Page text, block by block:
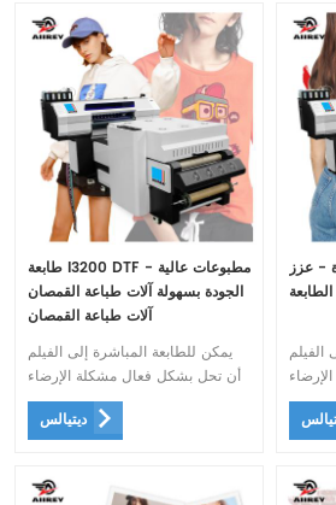
طابعة I3200 DTF - مطبوعات عالية
الجودة بسهولة آلات طباعة القمصان
آلات طباعة القمصان
يمكن للطابعة المباشرة إلى الفيلم
أن تحل بشكل فعال مشكلة الإرضاء
الخاصة بأقمشة الطباعة المباشرة
ديتيالس
- عزز
الفيلم